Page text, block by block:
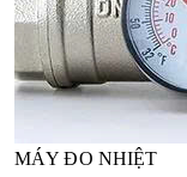
MÁY ĐO NHIỆT